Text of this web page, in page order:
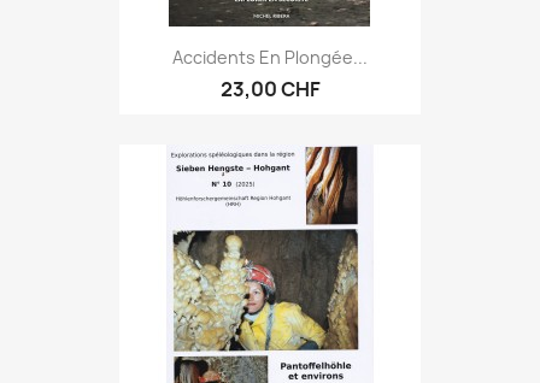
Accidents En Plongée...
23,00 CHF